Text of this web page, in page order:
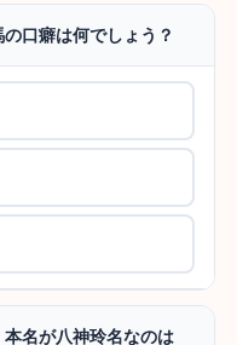
口癖は何でしょう？
名が八神玲名なのは